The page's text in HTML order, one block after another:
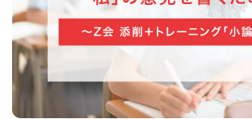
に、
学
校